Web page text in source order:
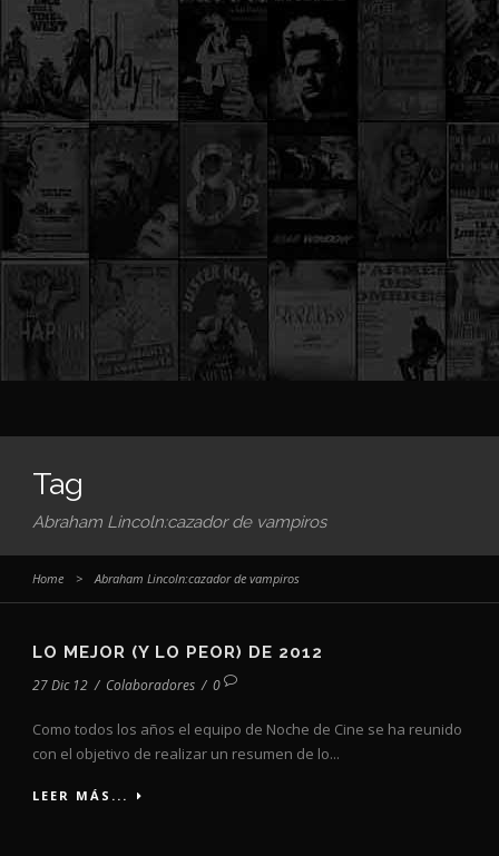
Tag
Abraham Lincoln:cazador de vampiros
Home > Abraham Lincoln:cazador de vampiros
LO MEJOR (Y LO PEOR) DE 2012
27 Dic 12 / Colaboradores / 0
Como todos los años el equipo de Noche de Cine se ha reunido
con el objetivo de realizar un resumen de lo...
LEER MÁS...